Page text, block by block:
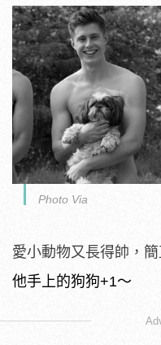
Photo Via
愛小動物又長得帥，
他手上的狗狗+1～